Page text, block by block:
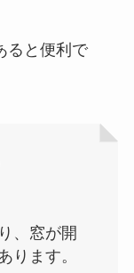
ると便利で
、窓が開
ります。